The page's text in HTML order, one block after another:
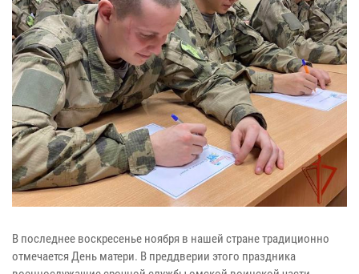
В последнее воскресенье ноября в нашей стране традиционно
отмечается День матери. В преддверии этого праздника